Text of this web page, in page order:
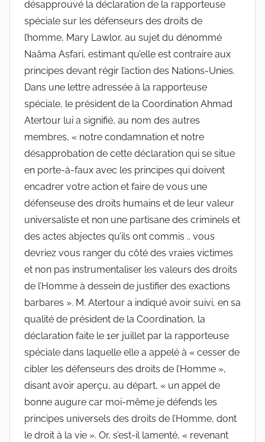
désapprouvé la déclaration de la rapporteuse
spéciale sur les défenseurs des droits de
l’homme, Mary Lawlor, au sujet du dénommé
Naâma Asfari, estimant qu’elle est contraire aux
principes devant régir l’action des Nations-Unies.
Dans une lettre adressée à la rapporteuse
spéciale, le président de la Coordination Ahmad
Atertour lui a signifié, au nom des autres
membres, « notre condamnation et notre
désapprobation de cette déclaration qui se situe
en porte-à-faux avec les principes qui doivent
encadrer votre action et faire de vous une
défenseuse des droits humains et de leur valeur
universaliste et non une partisane des criminels et
des actes abjectes qu’ils ont commis .. vous
devriez vous ranger du côté des vraies victimes
et non pas instrumentaliser les valeurs des droits
de l’Homme à dessein de justifier des exactions
barbares ». M. Atertour a indiqué avoir suivi, en sa
qualité de président de la Coordination, la
déclaration faite le 1er juillet par la rapporteuse
spéciale dans laquelle elle a appelé à « cesser de
cibler les défenseurs des droits de l’Homme »,
disant avoir aperçu, au départ, « un appel de
bonne augure car moi-même je défends les
principes universels des droits de l’Homme, dont
le droit à la vie ». Or, s’est-il lamenté, « revenant